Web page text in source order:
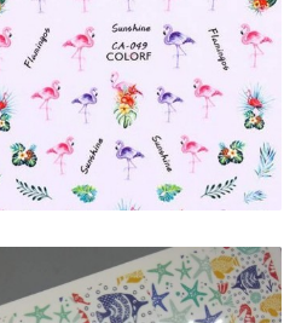
DECALQUES DE VERÃO
- CA-049 - FLAMINGOS
2,95 €